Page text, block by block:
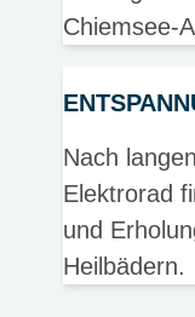
Chiemsee-
Nach
Elektrorad
und
Heilbädern.